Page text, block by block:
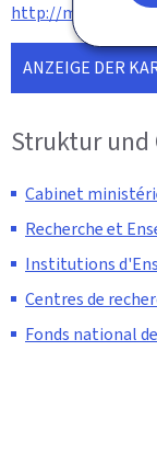
http://
ANZEIGE DER
Struktur und
Cabinet
Recherche et
Institutions
Centres de
Fonds national